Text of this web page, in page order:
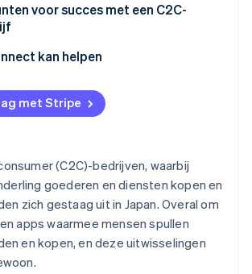
nul
pakket (SaaS, no-code, enz.)
voor succes met een C2C-
het aantal nieuwe gebruikers te
online betaalfunctionaliteit
kan helpen
met Stripe
(C2C)-bedrijven, waarbij
goederen en diensten kopen en
zich gestaag uit in Japan. Overal om
apps waarmee mensen spullen
en kopen, en deze uitwisselingen